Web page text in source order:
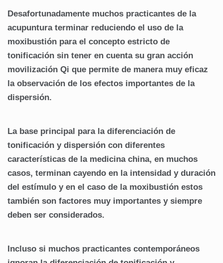
Desafortunadamente muchos practicantes de la
acupuntura terminar reduciendo el uso de la
moxibustión para el concepto estricto de
tonificación sin tener en cuenta su gran acción
movilización Qi que permite de manera muy eficaz
la observación de los efectos importantes de la
dispersión.
La base principal para la diferenciación de
tonificación y dispersión con diferentes
características de la medicina china, en muchos
casos, terminan cayendo en la intensidad y duración
del estímulo y en el caso de la moxibustión estos
también son factores muy importantes y siempre
deben ser considerados.
Incluso si muchos practicantes contemporáneos